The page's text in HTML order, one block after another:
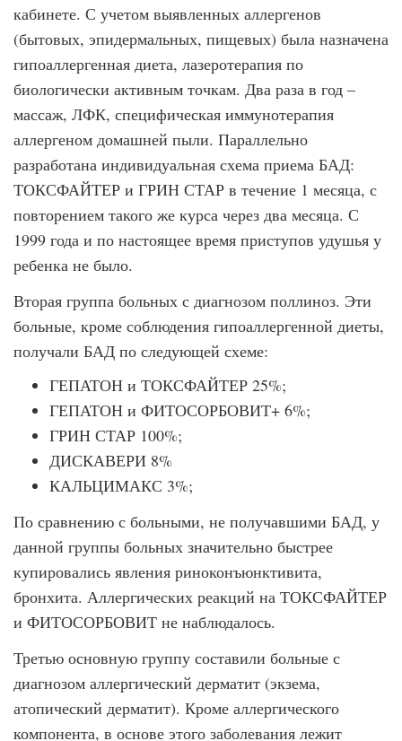
кабинете. С учетом выявленных аллергенов
(бытовых, эпидермальных, пищевых) была назначена
гипоаллергенная диета, лазеротерапия по
биологически активным точкам. Два раза в год –
массаж, ЛФК, специфическая иммунотерапия
аллергеном домашней пыли. Параллельно
разработана индивидуальная схема приема БАД:
ТОКСФАЙТЕР и ГРИН СТАР в течение 1 месяца, с
повторением такого же курса через два месяца. С
1999 года и по настоящее время приступов удушья у
ребенка не было.
Вторая группа больных с диагнозом поллиноз. Эти
больные, кроме соблюдения гипоаллергенной диеты,
получали БАД по следующей схеме:
ГЕПАТОН и ТОКСФАЙТЕР 25%;
ГЕПАТОН и ФИТОСОРБОВИТ+ 6%;
ГРИН СТАР 100%;
ДИСКАВЕРИ 8%
КАЛЬЦИМАКС 3%;
По сравнению с больными, не получавшими БАД, у
данной группы больных значительно быстрее
купировались явления риноконъюнктивита,
бронхита. Аллергических реакций на ТОКСФАЙТЕР
и ФИТОСОРБОВИТ не наблюдалось.
Третью основную группу составили больные с
диагнозом аллергический дерматит (экзема,
атопический дерматит). Кроме аллергического
компонента, в основе этого заболевания лежит